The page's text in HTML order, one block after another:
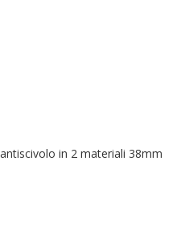
in 2 materiali 38mm